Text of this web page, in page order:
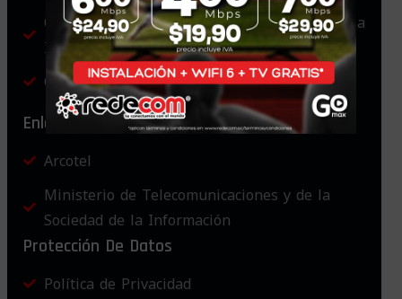
Capacidad de Tráfico de Salida Internacional a
Internet
Compartición de Infraestructura
Enlaces Gubernamentales
Arcotel
Ministerio de Telecomunicaciones y de la
Sociedad de la Información
Protección De Datos
Política de Privacidad